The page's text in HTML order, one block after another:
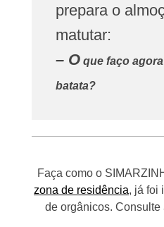
prepara o
matutar:
– Oque faço
batata?
Faça como o
zona de residência, já foi
de orgânicos. Consulte